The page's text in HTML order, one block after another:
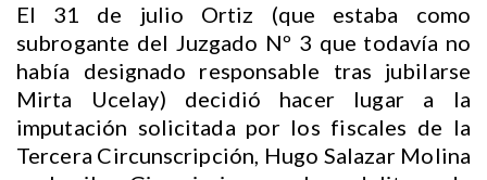
El 31 de julio Ortiz (que estaba como
subrogante del Juzgado Nº 3 que todavía no
había designado responsable tras jubilarse
Mirta Ucelay) decidió hacer lugar a la
imputación solicitada por los fiscales de la
Tercera Circunscripción, Hugo Salazar Molina